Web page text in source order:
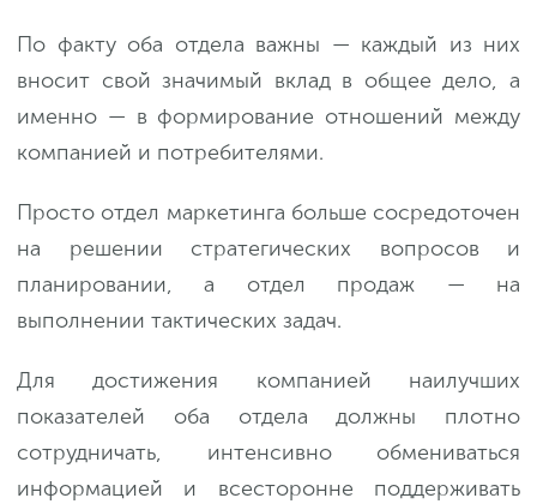
По факту оба отдела важны — каждый из них
вносит свой значимый вклад в общее дело, а
именно — в формирование отношений между
компанией и потребителями.
Просто отдел маркетинга больше сосредоточен
на решении стратегических вопросов и
планировании, а отдел продаж — на
выполнении тактических задач.
Для достижения компанией наилучших
показателей оба отдела должны плотно
сотрудничать, интенсивно обмениваться
информацией и всесторонне поддерживать